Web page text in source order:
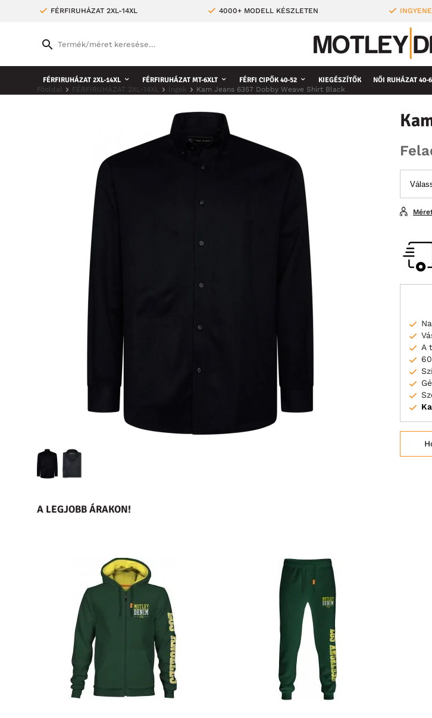
FÉRFIRUHÁZAT 2XL-14XL 4000+ MODELL KÉSZLETEN
FÉRFIRUHÁZAT 2XL-14XL FÉRFIRUHÁZAT MT-6XLT FÉRFI CIPŐK 40-52 KIEGÉSZÍTŐK NŐI RUHÁZAT 40-
Főoldal FÉRFIRUHÁZAT 2XL-14XL Ingek Kam Jeans 6357 Dobby Weave Shirt Black
A
A LEGJOBB ÁRAKON!